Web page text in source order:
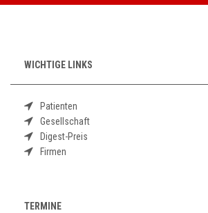
WICHTIGE LINKS
Patienten
Gesellschaft
Digest-Preis
Firmen
TERMINE